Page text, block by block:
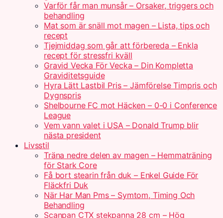
Varför får man munsår – Orsaker, triggers och
behandling
Mat som är snäll mot magen – Lista, tips och
recept
Tjejmiddag som går att förbereda – Enkla
recept för stressfri kväll
Gravid Vecka För Vecka – Din Kompletta
Graviditetsguide
Hyra Lätt Lastbil Pris – Jämförelse Timpris och
Dygnspris
Shelbourne FC mot Häcken – 0-0 i Conference
League
Vem vann valet i USA – Donald Trump blir
nästa president
Livsstil
Träna nedre delen av magen – Hemmaträning
för Stark Core
Få bort stearin från duk – Enkel Guide För
Fläckfri Duk
När Har Man Pms – Symtom, Timing Och
Behandling
Scanpan CTX stekpanna 28 cm – Hög